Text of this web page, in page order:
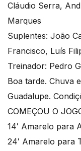
Cláudio Serra,
Marques
Suplentes: João
Francisco, Luís
Treinador: Pedro
Boa tarde. Chuva
Guadalupe.
COMEÇOU O
14′ Amarelo para
24′ Amarelo para